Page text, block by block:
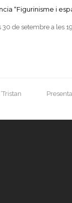
“Figurinisme i
30 de setembre a les
next